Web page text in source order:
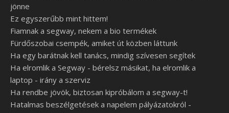
jönne
Ez egyszerűbb mint hittem!
Fiamnak a segway, nekem a bio termékek
Fürdőszobai csempék, amiket út közben láttunk
Ha egy barátnak kell tanács, mindig szívesen segítek
Ha elromlik a Segway - bérelsz másikat, ha elromlik a
laptop - irány a szerviz
Ha rendbe jövök, biztosan kipróbálom a segway-t!
Hatalmas beszélgetések a napelem pályázatokról -